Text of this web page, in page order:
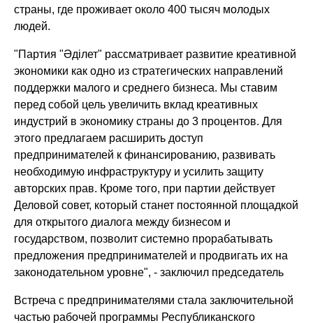
страны, где проживает около 400 тысяч молодых
людей.
"Партия "Әділет" рассматривает развитие креативной
экономики как одно из стратегических направлений
поддержки малого и среднего бизнеса. Мы ставим
перед собой цель увеличить вклад креативных
индустрий в экономику страны до 3 процентов. Для
этого предлагаем расширить доступ
предпринимателей к финансированию, развивать
необходимую инфраструктуру и усилить защиту
авторских прав. Кроме того, при партии действует
Деловой совет, который станет постоянной площадкой
для открытого диалога между бизнесом и
государством, позволит системно прорабатывать
предложения предпринимателей и продвигать их на
законодательном уровне", - заключил председатель
Встреча с предпринимателями стала заключительной
частью рабочей программы Республиканского